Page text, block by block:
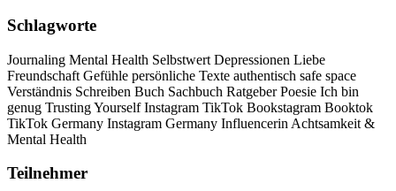
Schlagworte
Journaling Mental Health Selbstwert Depressionen Liebe
Freundschaft Gefühle persönliche Texte authentisch safe space
Verständnis Schreiben Buch Sachbuch Ratgeber Poesie Ich bin
genug Trusting Yourself Instagram TikTok Bookstagram Booktok
TikTok Germany Instagram Germany Influencerin Achtsamkeit &
Mental Health
Teilnehmer